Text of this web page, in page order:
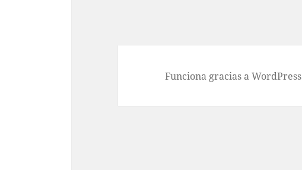
Funciona gracias a WordPress